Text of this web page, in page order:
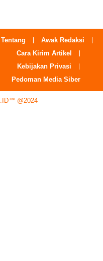
Tentang
Awak Redaksi
Cara Kirim Artikel
Kebijakan Privasi
Pedoman Media Siber
@2024